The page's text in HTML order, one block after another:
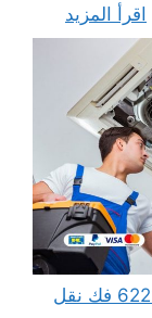
اقرأ المزيد
فني تكييف مركزي هندي الكويت 62224041 فك نقل